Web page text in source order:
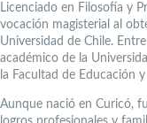
Licenciado en Filosofía y
vocación magisterial al
Universidad de Chile.
académico de la
la Facultad de Educación
Aunque nació en Curicó,